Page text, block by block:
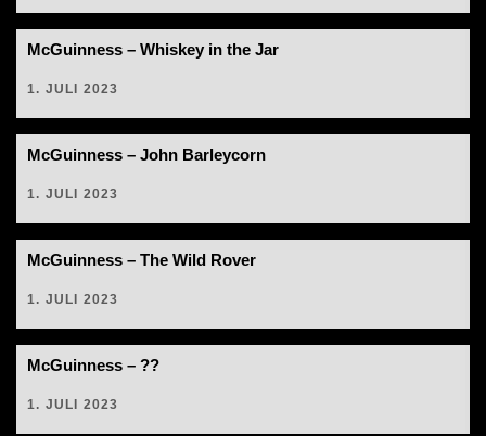
McGuinness – Whiskey in the Jar
1. JULI 2023
McGuinness – John Barleycorn
1. JULI 2023
McGuinness – The Wild Rover
1. JULI 2023
McGuinness – ??
1. JULI 2023